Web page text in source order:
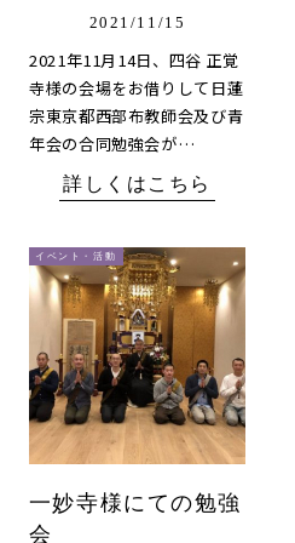
2021/11/15
2021年11月14日、四谷 正覚
寺様の会場をお借りして日蓮
宗東京都西部布教師会及び青
年会の合同勉強会が…
詳しくはこちら
イベント・活動
一妙寺様にての勉強
会